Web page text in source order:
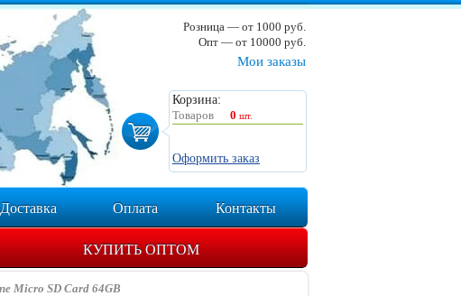
Мои заказы
Корзина:
Товаров
0 шт.
Оформить заказ
Розница — от 1000 руб.
Опт — от 10000 руб.
Доставка Оплата Контакты
КУПИТЬ ОПТОМ
Micro SD Card 64GB